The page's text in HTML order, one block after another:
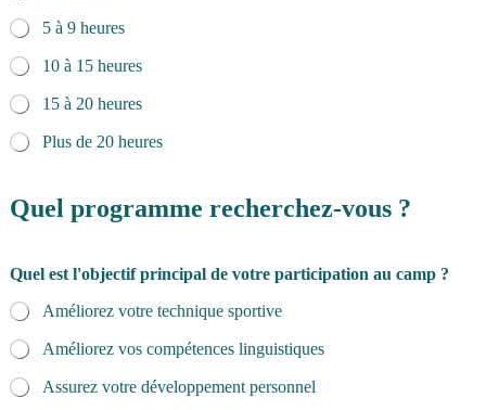
5 à 9 heures
10 à 15 heures
15 à 20 heures
Plus de 20 heures
Quel programme recherchez-vous ?
Quel est l'objectif principal de votre participation au camp ?
Améliorez votre technique sportive
Améliorez vos compétences linguistiques
Assurez votre développement personnel